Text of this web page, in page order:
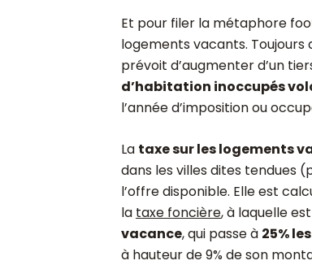
Et pour filer la métaphore
logements vacants. Toujours
prévoit d’augmenter d’un
d’habitation inoccupés
l’année d’imposition ou
La taxe sur les logements
dans les villes dites tendues
l’offre disponible. Elle est
la taxe foncière, à laquelle
vacance, qui passe à 25%
à hauteur de 9% de son